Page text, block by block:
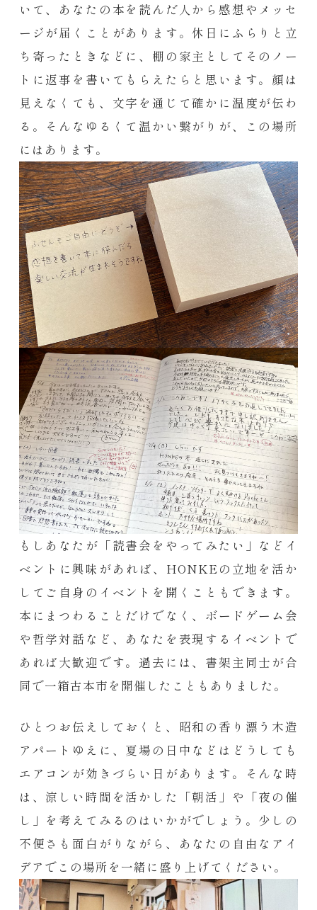
いて、あなたの本を読んだ人から感想やメッセ
ージが届くことがあります。休日にふらりと立
ち寄ったときなどに、棚の家主としてそのノー
トに返事を書いてもらえたらと思います。顔は
見えなくても、文字を通じて確かに温度が伝わ
る。そんなゆるくて温かい繋がりが、この場所
にはあります。
もしあなたが「読書会をやってみたい」などイ
ベントに興味があれば、HONKEの立地を活か
してご自身のイベントを開くこともできます。
本にまつわることだけでなく、ボードゲーム会
や哲学対話など、あなたを表現するイベントで
あれば大歓迎です。 過去には、書架主同士が合
同で一箱古本市を開催したこともありました。
ひとつお伝えしておくと、昭和の香り漂う木造
アパートゆえに、夏場の日中などはどうしても
エアコンが効きづらい日があります。そんな時
は、涼しい時間を活かした「朝活」や「夜の催
し」を考えてみるのはいかがでしょう。少しの
不便さも面白がりながら、あなたの自由なアイ
デアでこの場所を一緒に盛り上げてください。